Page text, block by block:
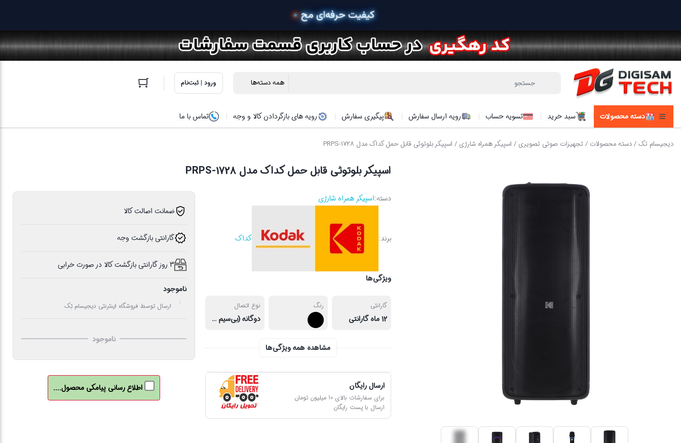
ورود | ثبت‌نام
دسته محصولات سبد خرید تسویه حساب رویه ارسال سفارش پیگیری سفارش رویه های بازگردادن کالا و وجه تماس با ما
دیجیسام تک/دسته محصولات /تجهیزات صوتی تصویری / اسپیکر همراه شارژی / اسپیکر بلوتوثی قابل حمل کداک مدل PRPS-1728
اسپیکر بلوتوثی قابل حمل کداک مدل PRPS-1728
دسته:اسپیکر همراه شارژی
برند: کداک
ویژگی‌ها
گارانتی
12 ماه گارانتی
رنگ نوع اتصال
دوگانه (بی‌سیم و با سیم)
مشاهده همه ویژگی‌ها
ارسال رایگان
برای سفارشات بالای 10 میلیون تومان
ارسال با پست رایگان
ضمانت اصالت کالا
گارانتی بازگشت وجه
3 روز گارانتی بازگشت کالا در صورت خرابی
ناموجود
ارسال توسط فروشگاه اینترنتی دیجیسام تِک
ناموجود
اطلاع رسانی پیامکی محصول....
خری